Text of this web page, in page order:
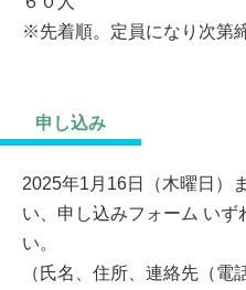
※先着順。定員になり次第
申し込み
2025年1月16日（木曜日）
い、申し込みフォーム いず
い。
（氏名、住所、連絡先（電